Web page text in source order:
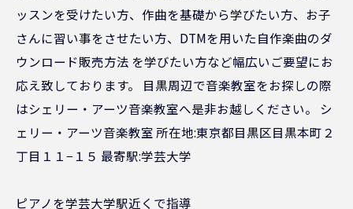
ッスンを受けたい方、作曲を基礎から学びたい方、お子
さんに習い事をさせたい方、DTMを用いた自作楽曲のダ
ウンロード販売方法 を学びたい方など幅広いご要望にお
応え致しております。 目黒周辺で音楽教室をお探しの際
はシェリー・アーツ音楽教室へ是非お越しください。 シ
ェリー・アーツ音楽教室 所在地:東京都目黒区目黒本町２
丁目１１−１５ 最寄駅:学芸大学
ピアノを学芸大学駅近くで指導